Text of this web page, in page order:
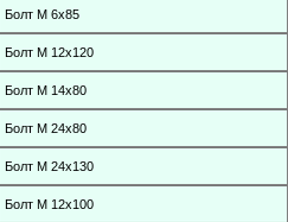
Болт М 6х85
Болт М 12х120
Болт М 14х80
Болт М 24х80
Болт М 24х130
Болт М 12х100